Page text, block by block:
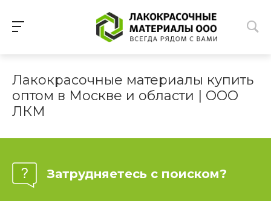
Лакокрасочные материалы купить
оптом в Москве и области | ООО
ЛКМ
Затрудняетесь с поиском?